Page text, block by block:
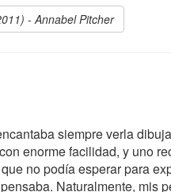
- Annabel Pitcher
siempre verla
enorme facilidad, y uno
no podía esperar para
Naturalmente, mis